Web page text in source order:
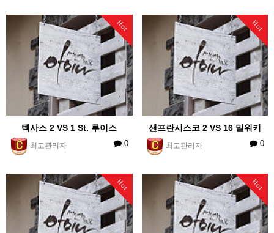
Hot
텍사스 2 VS 1 St. 루이스
최고관리자 0
Hot
샌프란시스코 2 VS 16 밀워키
최고관리자 0
Hot Hot